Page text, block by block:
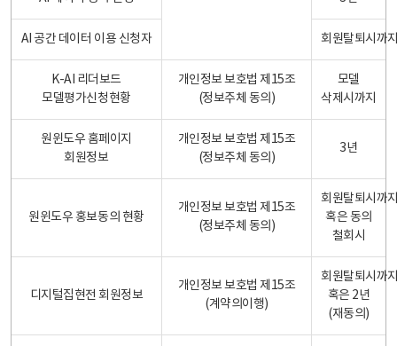
AI 공간 데이터 이용 신청자 회원탈퇴시까
K-AI 리더보드
모델평가신청현황
개인정보 보호법 제15조
(정보주체 동의)
모델
삭제시까지
원윈도우 홈페이지
회원정보
개인정보 보호법 제15조
(정보주체 동의)
3년
원윈도우 홍보동의 현황
개인정보 보호법 제15조
(정보주체 동의)
회원탈퇴시까
혹은 동의
철회시
디지털집현전 회원정보
개인정보 보호법 제15조
(계약의이행)
회원탈퇴시까
혹은 2년
(재동의)